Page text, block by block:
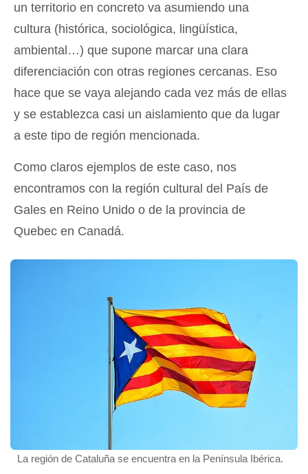
un territorio en concreto va asumiendo una
cultura (histórica, sociológica, lingüística,
ambiental…) que supone marcar una clara
diferenciación con otras regiones cercanas. Eso
hace que se vaya alejando cada vez más de ellas
y se establezca casi un aislamiento que da lugar
a este tipo de región mencionada.
Como claros ejemplos de este caso, nos
encontramos con la región cultural del País de
Gales en Reino Unido o de la provincia de
Quebec en Canadá.
La región de Cataluña se encuentra en la Península Ibérica.